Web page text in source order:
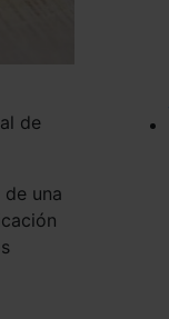
de
una